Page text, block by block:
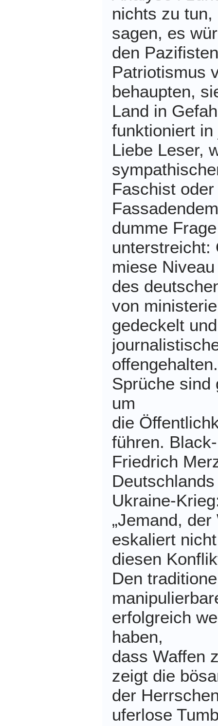
nichts zu
sagen, es
den
Patriotismus
behaupten,
Land in
funktioniert in
Liebe Leser,
Faschist
dumme
unterstreicht:
miese Niveau
des
von
gedeckelt
Sprüche sind
um
die
führen.
Friedrich
Ukraine-
„Jemand,
eskaliert
diesen
Den
erfolgreich
haben,
dass Waffen
zeigt die
der
uferlose